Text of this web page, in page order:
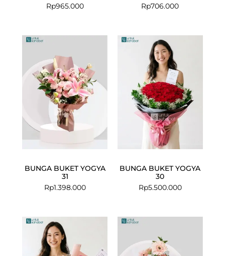
Rp965.000
Rp706.000
BUNGA BUKET YOGYA
31
Rp1.398.000
BUNGA BUKET YOGYA
30
Rp5.500.000